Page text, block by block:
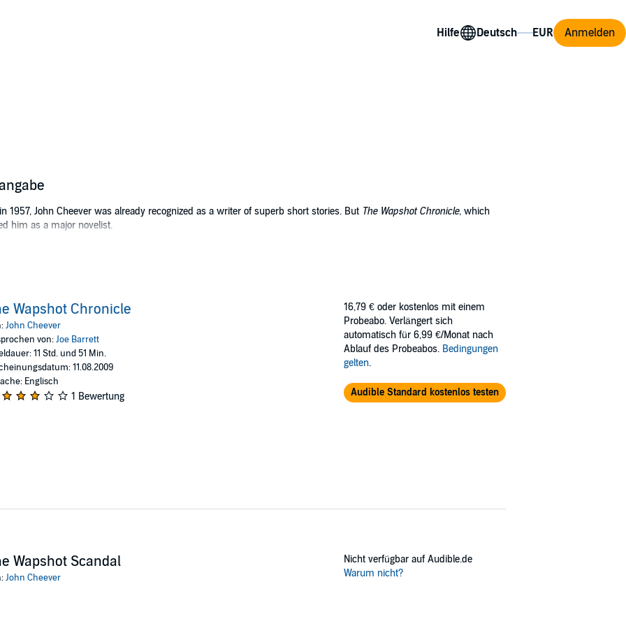
Hilfe Anmelden
1957, John Cheever was already recognized as a writer of superb short stories. But The Wapshot Chronicle, which
him as a major novelist.
England, the novel follows the destinies of the impecunious and wildly eccentric Wapshots of St. Botolphs, a
brother, Coverly.
The Wapshot Chronicle is a family narrative in the tradition of Trollope, Dickens, and Henry James.
Audible Modern Vanguard production of John Cheever's book, you'll also receive an exclusive Jim Atlas
interviews Blake Bailey about the life and work of John Cheever – begins as soon as the audiobook ends.
Wapshot Chronicle
John Cheever
von:Joe Barrett
11 Std. und 51 Min.
11.08.2009
Englisch
1 Bewertung
16,79 € oder kostenlos mit einem
Probeabo. Verlängert sich
automatisch für 6,99 €/Monat nach
Ablauf des Probeabos. Bedingungen
gelten.
Audible Standard kostenlos testen
Wapshot Scandal
John Cheever
Nicht verfügbar auf Audible.de
Warum nicht?